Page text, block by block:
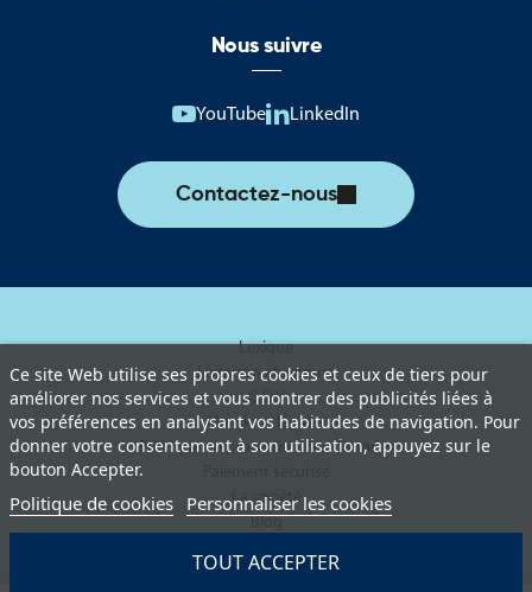
Ce site Web utilise ses propres cookies et ceux de tiers pour
améliorer nos services et vous montrer des publicités liées à
vos préférences en analysant vos habitudes de navigation. Pour
donner votre consentement à son utilisation, appuyez sur le
bouton Accepter.
Politique de cookies Personnaliser les cookies
TOUT ACCEPTER
Nous suivre
YouTube LinkedIn
Contactez-nous
Lexique
Livraison et retours
C.G.V
Mentions légales
Politique de protection des données
La société
Blog